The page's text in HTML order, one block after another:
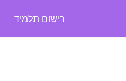
רישום תלמיד